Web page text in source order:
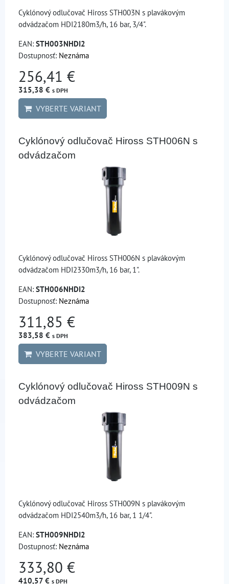
Cyklónový odlučovač Hiross STH003N s plavákovým
odvádzačom HDI2180m3/h, 16 bar, 3/4".
EAN: STH003NHDI2
Dostupnosť: Neznáma
256,41 €
315,38 € s DPH
VYBERTE VARIANT
Cyklónový odlučovač Hiross STH006N s
odvádzačom
Cyklónový odlučovač Hiross STH006N s plavákovým
odvádzačom HDI2330m3/h, 16 bar, 1".
EAN: STH006NHDI2
Dostupnosť: Neznáma
311,85 €
383,58 € s DPH
VYBERTE VARIANT
Cyklónový odlučovač Hiross STH009N s
odvádzačom
Cyklónový odlučovač Hiross STH009N s plavákovým
odvádzačom HDI2540m3/h, 16 bar, 1 1/4".
EAN: STH009NHDI2
Dostupnosť: Neznáma
333,80 €
410,57 € s DPH